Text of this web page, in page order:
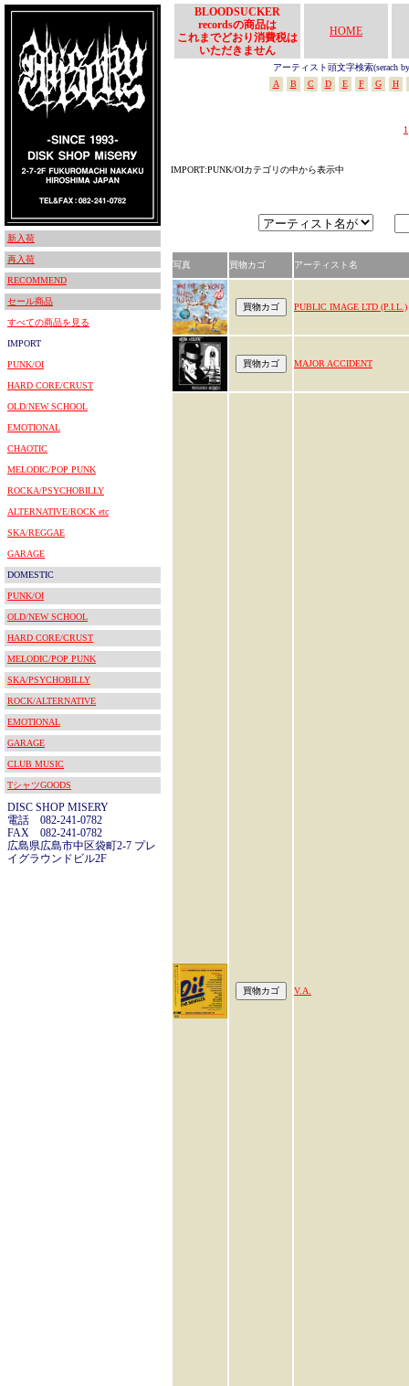
新入荷
再入荷
RECOMMEND
セール商品
すべての商品を見る
IMPORT
PUNK/OI
HARD CORE/CRUST
OLD/NEW SCHOOL
EMOTIONAL
CHAOTIC
MELODIC/POP PUNK
ROCKA/PSYCHOBILLY
ALTERNATIVE/ROCK etc
SKA/REGGAE
GARAGE
DOMESTIC
PUNK/OI
OLD/NEW SCHOOL
HARD CORE/CRUST
MELODIC/POP PUNK
SKA/PSYCHOBILLY
ROCK/ALTERNATIVE
EMOTIONAL
GARAGE
CLUB MUSIC
TシャツGOODS
DISC SHOP MISERY
電話 082-241-0782
FAX 082-241-0782
広島県広島市中区袋町2-7 プレ
イグラウンドビル2F
BLOODSUCKER
recordsの商品は
これまでどおり消費税は
いただきません
HOME
アーティスト頭文字検索(serach
A
B C D E F G H
1
IMPORT:PUNK/OIカテゴリの中から表示中
写真 買物カゴ アーティスト名
PUBLIC IMAGE LTD (P.I.L.)
MAJOR ACCIDENT
V.A.